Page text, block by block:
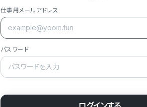
仕事用メールアドレス
パスワード